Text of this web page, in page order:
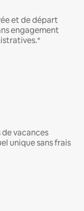
et de départ
engagement
vacances
unique sans frais